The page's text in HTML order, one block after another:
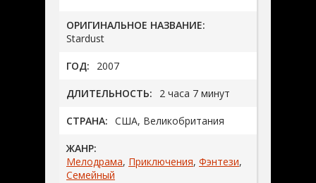
ОРИГИНАЛЬНОЕ НАЗВАНИЕ:
Stardust
ГОД: 2007
ДЛИТЕЛЬНОСТЬ: 2 часа 7 минут
СТРАНА: США, Великобритания
ЖАНР:
Мелодрама, Приключения, Фэнтези,
Семейный